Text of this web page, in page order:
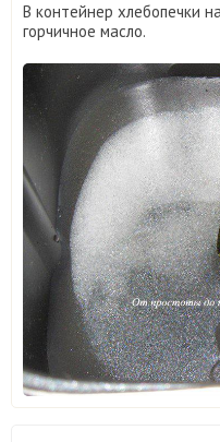
В контейнер хлебопечки
горчичное масло.